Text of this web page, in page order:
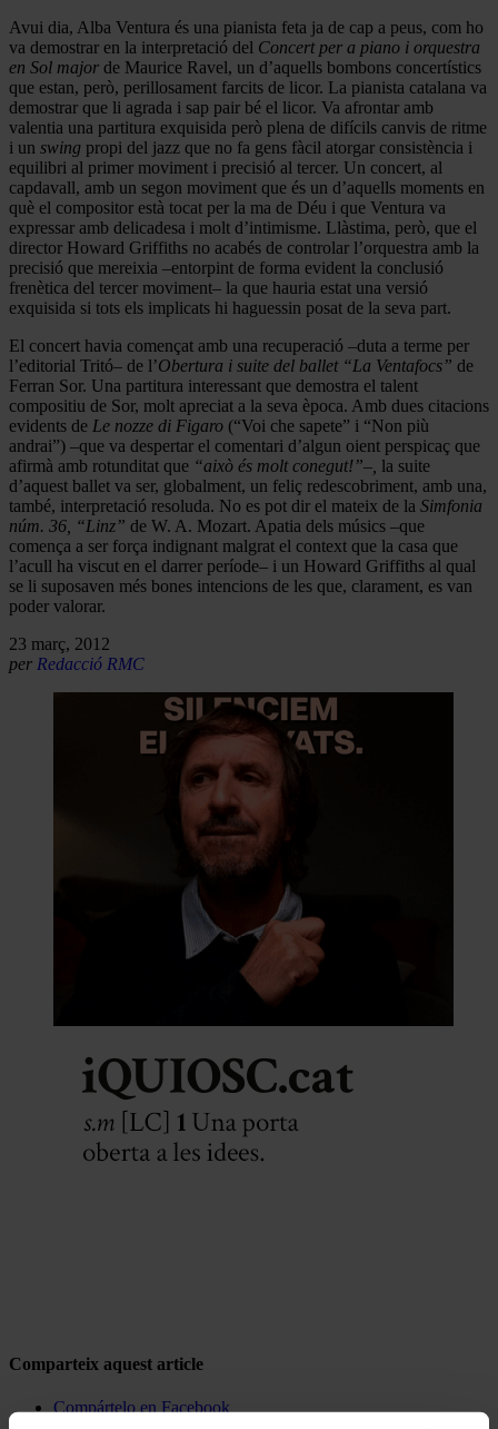
Avui dia, Alba Ventura és una pianista feta ja de cap a peus, com ho
va demostrar en la interpretació del Concert per a piano i orquestra
en Sol major de Maurice Ravel, un d’aquells bombons concertístics
que estan, però, perillosament farcits de licor. La pianista catalana va
demostrar que li agrada i sap pair bé el licor. Va afrontar amb
valentia una partitura exquisida però plena de difícils canvis de ritme
i un swing propi del jazz que no fa gens fàcil atorgar consistència i
equilibri al primer moviment i precisió al tercer. Un concert, al
capdavall, amb un segon moviment que és un d’aquells moments en
què el compositor està tocat per la ma de Déu i que Ventura va
expressar amb delicadesa i molt d’intimisme. Llàstima, però, que el
director Howard Griffiths no acabés de controlar l’orquestra amb la
precisió que mereixia –entorpint de forma evident la conclusió
frenètica del tercer moviment– la que hauria estat una versió
exquisida si tots els implicats hi haguessin posat de la seva part.
El concert havia començat amb una recuperació –duta a terme per
l’editorial Tritó– de l’Obertura i suite del ballet “La Ventafocs” de
Ferran Sor. Una partitura interessant que demostra el talent
compositiu de Sor, molt apreciat a la seva època. Amb dues citacions
evidents de Le nozze di Figaro (“Voi che sapete” i “Non più
andrai”) –que va despertar el comentari d’algun oient perspicaç que
afirmà amb rotunditat que “això és molt conegut!”–, la suite
d’aquest ballet va ser, globalment, un feliç redescobriment, amb una,
també, interpretació resoluda. No es pot dir el mateix de la Simfonia
núm. 36, “Linz” de W. A. Mozart. Apatia dels músics –que
comença a ser força indignant malgrat el context que la casa que
l’acull ha viscut en el darrer període– i un Howard Griffiths al qual
se li suposaven més bones intencions de les que, clarament, es van
poder valorar.
23 març, 2012
per Redacció RMC
Comparteix aquest article
Compártelo en Facebook